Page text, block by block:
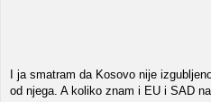
I ja smatram da Kosovo nije
od njega. A koliko znam i EU i SAD